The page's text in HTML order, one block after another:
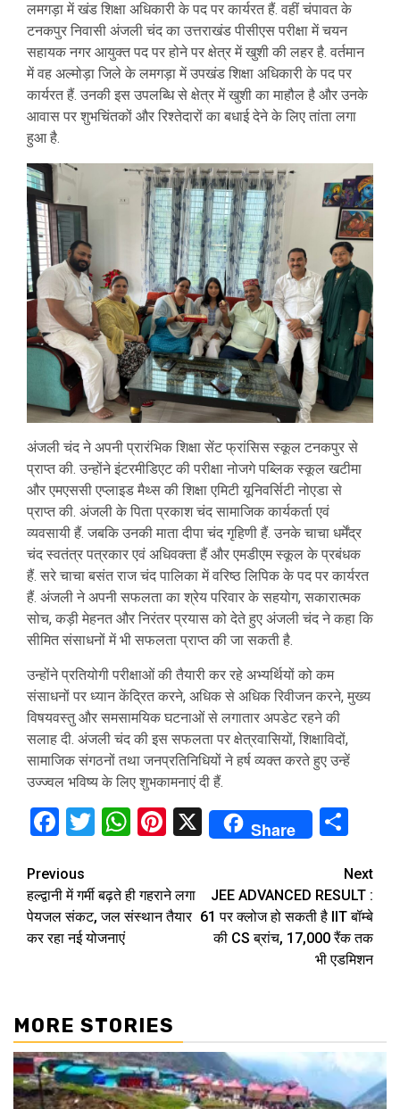
लमगड़ा में खंड शिक्षा अधिकारी के पद पर कार्यरत हैं. वहीं चंपावत के
टनकपुर निवासी अंजली चंद का उत्तराखंड पीसीएस परीक्षा में चयन
सहायक नगर आयुक्त पद पर होने पर क्षेत्र में खुशी की लहर है. वर्तमान
में वह अल्मोड़ा जिले के लमगड़ा में उपखंड शिक्षा अधिकारी के पद पर
कार्यरत हैं. उनकी इस उपलब्धि से क्षेत्र में खुशी का माहौल है और उनके
आवास पर शुभचिंतकों और रिश्तेदारों का बधाई देने के लिए तांता लगा
हुआ है.
अंजली चंद ने अपनी प्रारंभिक शिक्षा सेंट फ्रांसिस स्कूल टनकपुर से
प्राप्त की. उन्होंने इंटरमीडिएट की परीक्षा नोजगे पब्लिक स्कूल खटीमा
और एमएससी एप्लाइड मैथ्स की शिक्षा एमिटी यूनिवर्सिटी नोएडा से
प्राप्त की. अंजली के पिता प्रकाश चंद सामाजिक कार्यकर्ता एवं
व्यवसायी हैं. जबकि उनकी माता दीपा चंद गृहिणी हैं. उनके चाचा धर्मेंद्र
चंद स्वतंत्र पत्रकार एवं अधिवक्ता हैं और एमडीएम स्कूल के प्रबंधक
हैं. सरे चाचा बसंत राज चंद पालिका में वरिष्ठ लिपिक के पद पर कार्यरत
हैं. अंजली ने अपनी सफलता का श्रेय परिवार के सहयोग, सकारात्मक
सोच, कड़ी मेहनत और निरंतर प्रयास को देते हुए अंजली चंद ने कहा कि
सीमित संसाधनों में भी सफलता प्राप्त की जा सकती है.
उन्होंने प्रतियोगी परीक्षाओं की तैयारी कर रहे अभ्यर्थियों को कम
संसाधनों पर ध्यान केंद्रित करने, अधिक से अधिक रिवीजन करने, मुख्य
विषयवस्तु और समसामयिक घटनाओं से लगातार अपडेट रहने की
सलाह दी. अंजली चंद की इस सफलता पर क्षेत्रवासियों, शिक्षाविदों,
सामाजिक संगठनों तथा जनप्रतिनिधियों ने हर्ष व्यक्त करते हुए उन्हें
उज्ज्वल भविष्य के लिए शुभकामनाएं दी हैं.
Facebook
Twitter
WhatsApp
Pinterest
X Share
Continue
Reading
Previous
हल्द्वानी में गर्मी बढ़ते ही गहराने लगा
पेयजल संकट, जल संस्थान तैयार
कर रहा नई योजनाएं
Next
JEE ADVANCED RESULT :
61 पर क्लोज हो सकती है IIT बॉम्बे
की CS ब्रांच, 17,000 रैंक तक
भी एडमिशन
MORE STORIES